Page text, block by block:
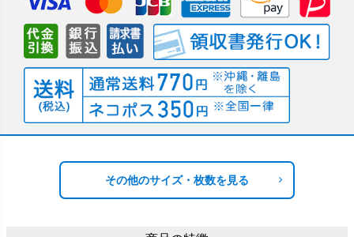
その他のサイズ・枚数を見る